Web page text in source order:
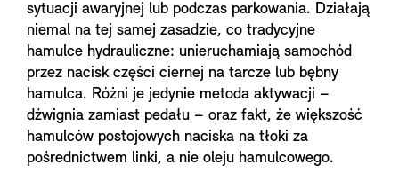
sytuacji awaryjnej lub podczas parkowania. Działają
niemal na tej samej zasadzie, co tradycyjne
hamulce hydrauliczne: unieruchamiają samochód
przez nacisk części ciernej na tarcze lub bębny
hamulca. Różni je jedynie metoda aktywacji –
dźwignia zamiast pedału – oraz fakt, że większość
hamulców postojowych naciska na tłoki za
pośrednictwem linki, a nie oleju hamulcowego.